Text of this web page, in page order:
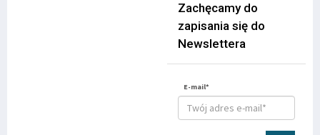
Zachęcamy do
zapisania się do
Newslettera
E-mail*